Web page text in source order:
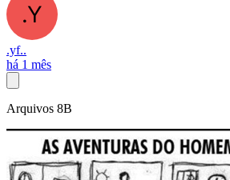
.yf..
há 1 mês
Arquivos 8B